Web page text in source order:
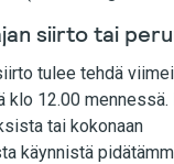
siirto tai
tulee tehdä
klo 12.00
tai kokonaan
käynnistä